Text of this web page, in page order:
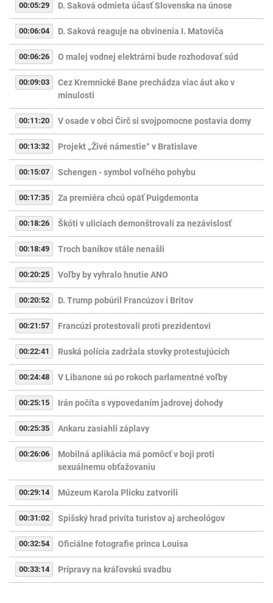
00:05:29 D. Saková odmieta účasť Slovenska na únose
00:06:04 D. Saková reaguje na obvinenia I. Matoviča
00:06:26 O malej vodnej elektrárni bude rozhodovať súd
00:09:03
Cez Kremnické Bane prechádza viac áut ako v
minulosti
00:11:20 V osade v obci Čirč si svojpomocne postavia domy
00:13:32 Projekt „Živé námestie“ v Bratislave
00:15:07 Schengen - symbol voľného pohybu
00:17:35 Za premiéra chcú opäť Puigdemonta
00:18:26 Škóti v uliciach demonštrovali za nezávislosť
00:18:49 Troch baníkov stále nenašli
00:20:25 Voľby by vyhralo hnutie ANO
00:20:52 D. Trump pobúril Francúzov i Britov
00:21:57 Francúzi protestovali proti prezidentovi
00:22:41 Ruská polícia zadržala stovky protestujúcich
00:24:48 V Libanone sú po rokoch parlamentné voľby
00:25:15 Irán počíta s vypovedaním jadrovej dohody
00:25:35 Ankaru zasiahli záplavy
00:26:06
Mobilná aplikácia má pomôcť v boji proti
sexuálnemu obťažovaniu
00:29:14 Múzeum Karola Plicku zatvorili
00:31:02 Spišský hrad privíta turistov aj archeológov
00:32:54 Oficiálne fotografie princa Louisa
00:33:14 Prípravy na kráľovskú svadbu